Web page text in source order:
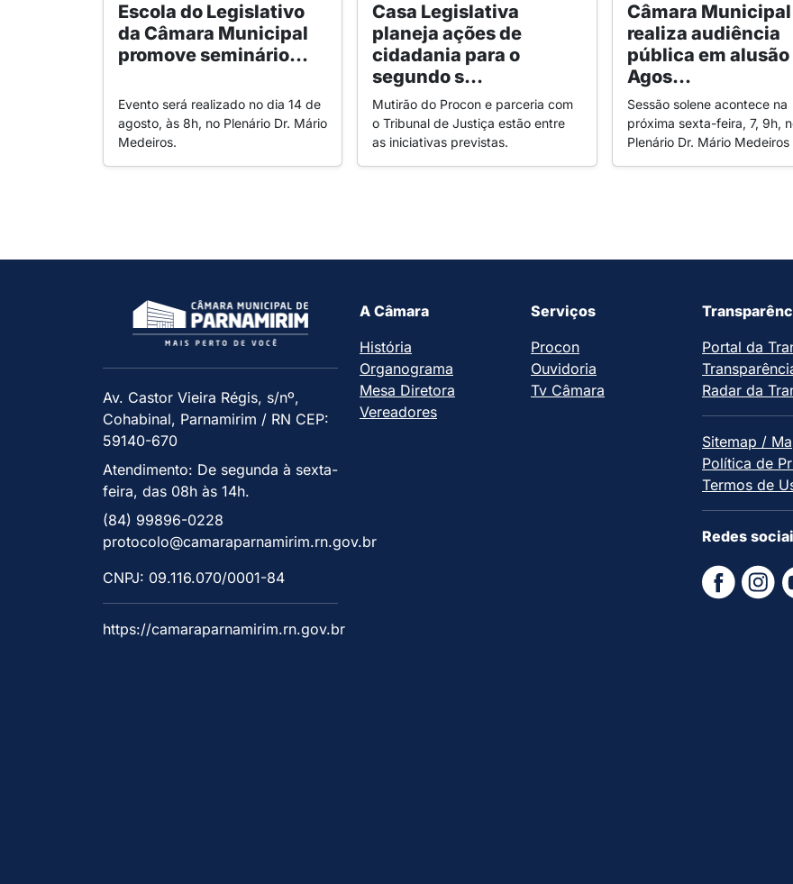
Escola do Legislativo
da Câmara Municipal
promove seminário...
Evento será realizado no dia 14 de
agosto, às 8h, no Plenário Dr. Mário
Medeiros.
Casa Legislativa
planeja ações de
cidadania para o
segundo s...
Mutirão do Procon e parceria com
o Tribunal de Justiça estão entre
as iniciativas previstas.
Câmara Municipal
realiza audiência
pública em alusão
Agos...
Sessão solene acontece na
próxima sexta-feira, 7, 9h,
Plenário Dr. Mário Medeiros
Av. Castor Vieira Régis, s/nº,
Cohabinal, Parnamirim / RN CEP:
59140-670
Atendimento: De segunda à sexta-
feira, das 08h às 14h.
(84) 99896-0228
protocolo@camaraparnamirim.rn.gov.br
CNPJ: 09.116.070/0001-84
https://camaraparnamirim.rn.gov.br
A Câmara
História
Organograma
Mesa Diretora
Vereadores
Serviços
Procon
Ouvidoria
Tv Câmara
Portal da
Radar da
Sitemap /
Política de
Termos de
Redes